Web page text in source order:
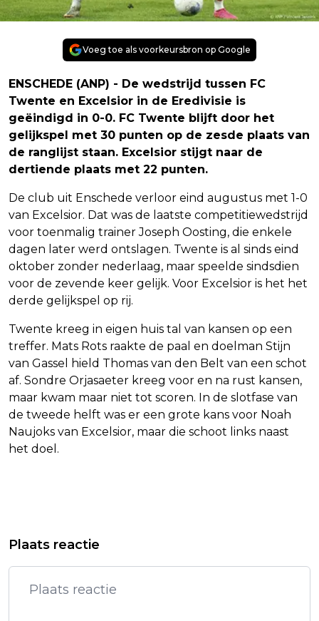
Voeg toe als voorkeursbron op Google
ENSCHEDE (ANP) - De wedstrijd tussen FC
Twente en Excelsior in de Eredivisie is
geëindigd in 0-0. FC Twente blijft door het
gelijkspel met 30 punten op de zesde plaats van
de ranglijst staan. Excelsior stijgt naar de
dertiende plaats met 22 punten.
De club uit Enschede verloor eind augustus met 1-0
van Excelsior. Dat was de laatste competitiewedstrijd
voor toenmalig trainer Joseph Oosting, die enkele
dagen later werd ontslagen. Twente is al sinds eind
oktober zonder nederlaag, maar speelde sindsdien
voor de zevende keer gelijk. Voor Excelsior is het het
derde gelijkspel op rij.
Twente kreeg in eigen huis tal van kansen op een
treffer. Mats Rots raakte de paal en doelman Stijn
van Gassel hield Thomas van den Belt van een schot
af. Sondre Orjasaeter kreeg voor en na rust kansen,
maar kwam maar niet tot scoren. In de slotfase van
de tweede helft was er een grote kans voor Noah
Naujoks van Excelsior, maar die schoot links naast
het doel.
'NIEUWKOMER' BIJ VLAAMSE
REAL MADRID NA ZEGE OP
VILLARREAL AAN KOP IN LA LIGA
Plaats reactie